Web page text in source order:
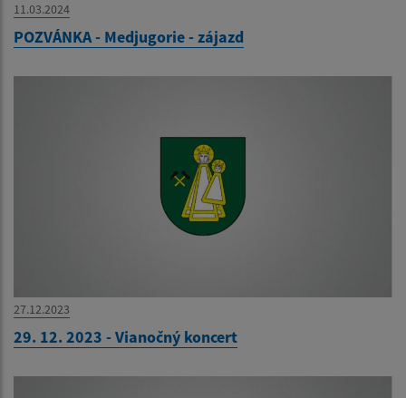
11.03.2024
POZVÁNKA - Medjugorie - zájazd
27.12.2023
29. 12. 2023 - Vianočný koncert